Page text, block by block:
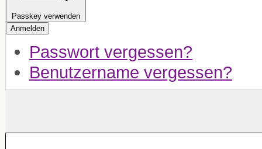
Passkey verwenden
Anmelden
Passwort vergessen?
Benutzername vergessen?